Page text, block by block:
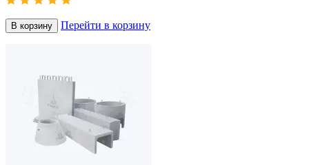
В корзину Перейти в корзину